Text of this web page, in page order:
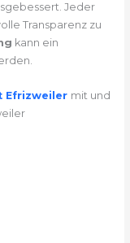
Jeder
Transparenz zu
kann ein
Efrizweiler mit und